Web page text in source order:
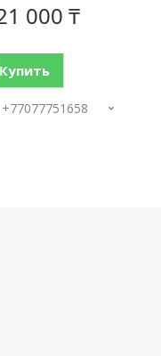
000 ₸
Купить
+77077751658